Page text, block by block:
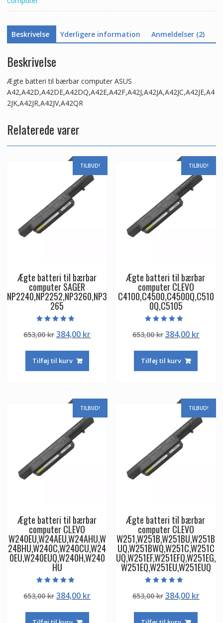
Beskrivelse Yderligere information Anmeldelser (2)
Beskrivelse
Ægte batteri til bærbar computer ASUS
A42,A42D,A42DE,A42DQ,A42E,A42F,A42J,A42JA,A42JC,A42JE,A4
2JK,A42JR,A42JV,A42QR
Relaterede varer
TILBUD!
Ægte batteri til bærbar
computer SAGER
NP2240,NP2252,NP3260,NP3
265
4.50
ud af 5
653,00krDen
pris
var:
384,00 krDen
Tilføj til kurv
TILBUD!
Ægte batteri til bærbar
computer CLEVO
C4100,C4500,C4500Q,C510
0Q,C5105
4.50
ud af 5
653,00kr Den
pris
var:
384,00 krDen
Tilføj til kurv
TILBUD!
Ægte batteri til bærbar
computer CLEVO
W240EU,W24AEU,W24AHU,W
24BHU,W240C,W240CU,W24
0EU,W240EUQ,W240H,W240
HU
5.00
ud af 5
653,00krDen
pris
384,00 krDen
TILBUD!
Ægte batteri til bærbar
computer CLEVO
W251,W251B,W251BU,W251B
UQ,W251BWQ,W251C,W251C
UQ,W251EF,W251EFQ,W251EG,
W251EQ,W251EU,W251EUQ
5.00
ud af 5
653,00kr Den
pris
384,00 krDen